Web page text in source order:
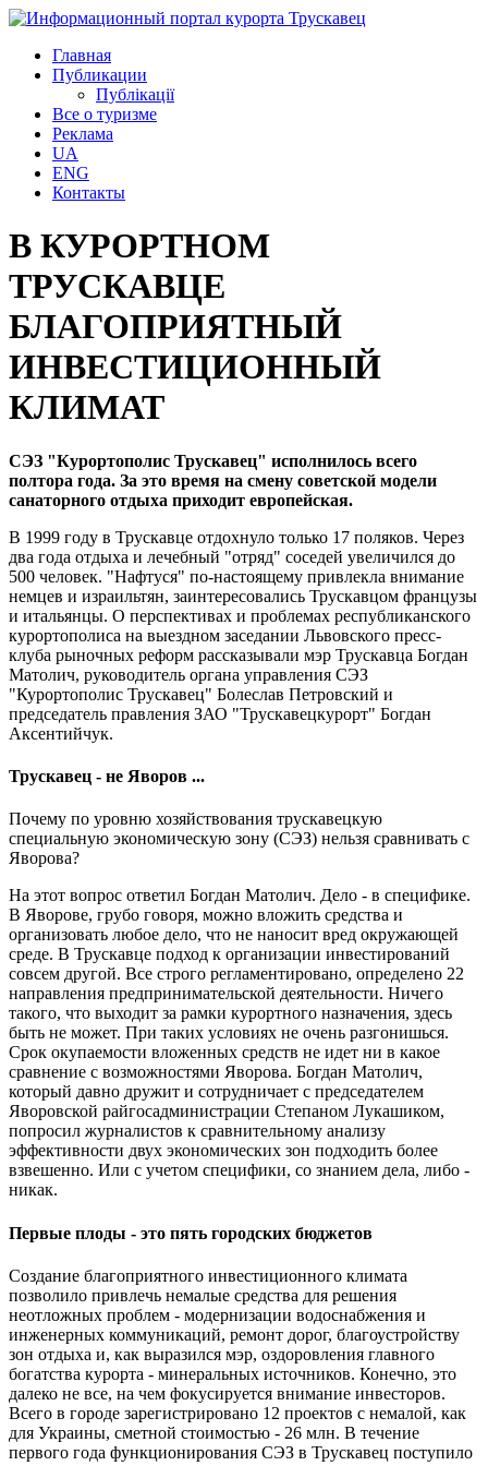
Главная
Публикации
Публікації
Все о туризме
Реклама
UA
ENG
Контакты
В КУРОРТНОМ
ТРУСКАВЦЕ
БЛАГОПРИЯТНЫЙ
ИНВЕСТИЦИОННЫЙ
КЛИМАТ
СЭЗ "Курортополис Трускавец" исполнилось всего
полтора года. За это время на смену советской модели
санаторного отдыха приходит европейская.
В 1999 году в Трускавце отдохнуло только 17 поляков. Через
два года отдыха и лечебный "отряд" соседей увеличился до
500 человек. "Нафтуся" по-настоящему привлекла внимание
немцев и израильтян, заинтересовались Трускавцом французы
и итальянцы. О перспективах и проблемах республиканского
курортополиса на выездном заседании Львовского пресс-
клуба рыночных реформ рассказывали мэр Трускавца Богдан
Матолич, руководитель органа управления СЭЗ
"Курортополис Трускавец" Болеслав Петровский и
председатель правления ЗАО "Трускавецкурорт" Богдан
Аксентийчук.
Трускавец - не Яворов ...
Почему по уровню хозяйствования трускавецкую
специальную экономическую зону (СЭЗ) нельзя сравнивать с
Яворова?
На этот вопрос ответил Богдан Матолич. Дело - в специфике.
В Яворове, грубо говоря, можно вложить средства и
организовать любое дело, что не наносит вред окружающей
среде. В Трускавце подход к организации инвестирований
совсем другой. Все строго регламентировано, определено 22
направления предпринимательской деятельности. Ничего
такого, что выходит за рамки курортного назначения, здесь
быть не может. При таких условиях не очень разгонишься.
Срок окупаемости вложенных средств не идет ни в какое
сравнение с возможностями Яворова. Богдан Матолич,
который давно дружит и сотрудничает с председателем
Яворовской райгосадминистрации Степаном Лукашиком,
попросил журналистов к сравнительному анализу
эффективности двух экономических зон подходить более
взвешенно. Или с учетом специфики, со знанием дела, либо -
никак.
Первые плоды - это пять городских бюджетов
Создание благоприятного инвестиционного климата
позволило привлечь немалые средства для решения
неотложных проблем - модернизации водоснабжения и
инженерных коммуникаций, ремонт дорог, благоустройству
зон отдыха и, как выразился мэр, оздоровления главного
богатства курорта - минеральных источников. Конечно, это
далеко не все, на чем фокусируется внимание инвесторов.
Всего в городе зарегистрировано 12 проектов с немалой, как
для Украины, сметной стоимостью - 26 млн. В течение
первого года функционирования СЭЗ в Трускавец поступило